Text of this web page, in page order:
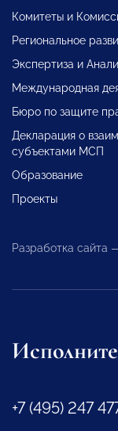
Комитеты и
Региональное
Экспертиза и
Международная
Бюро по защите
Декларация о
субъектами МСП
Образование
Проекты
Разработка сайта
+7 (495) 247